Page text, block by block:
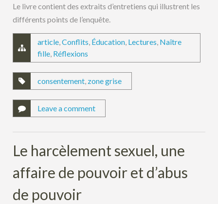
Le livre contient des extraits d’entretiens qui illustrent les
différents points de l’enquête.
article,Conflits, Éducation, Lectures, Naître
fille, Réflexions
consentement, zone grise
Leave a comment
Le harcèlement sexuel, une
affaire de pouvoir et d’abus
de pouvoir